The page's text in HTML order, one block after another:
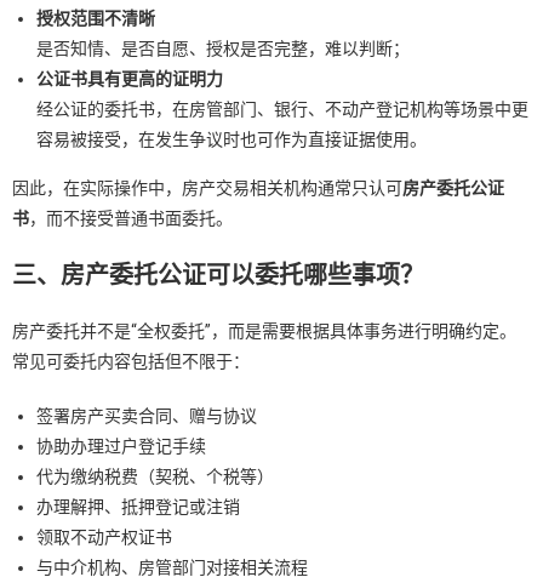
授权范围不清晰
是否知情、是否自愿、授权是否完整，难以判断；
公证书具有更高的证明力
经公证的委托书，在房管部门、银行、不动产登记机构等场景中更
容易被接受，在发生争议时也可作为直接证据使用。
因此，在实际操作中，房产交易相关机构通常只认可房产委托公证
书，而不接受普通书面委托。
三、房产委托公证可以委托哪些事项？
房产委托并不是“全权委托”，而是需要根据具体事务进行明确约定。
常见可委托内容包括但不限于：
签署房产买卖合同、赠与协议
协助办理过户登记手续
代为缴纳税费（契税、个税等）
办理解押、抵押登记或注销
领取不动产权证书
与中介机构、房管部门对接相关流程